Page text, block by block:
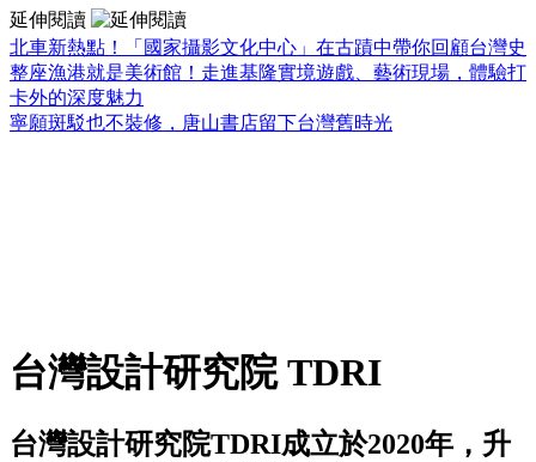
延伸閱讀
北車新熱點！「國家攝影文化中心」在古蹟中帶你回顧台灣史
整座漁港就是美術館！走進基隆實境遊戲、藝術現場，體驗打
卡外的深度魅力
寧願斑駁也不裝修，唐山書店留下台灣舊時光
台灣設計研究院 TDRI
台灣設計研究院TDRI成立於2020年，升